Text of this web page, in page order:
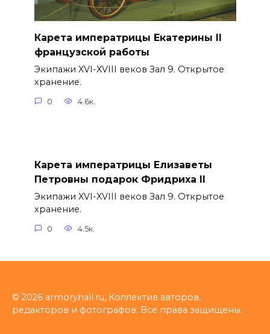
Карета императрицы Екатерины II
французской работы
Экипажи XVI-XVIII веков Зал 9. Открытое
хранение.
0 4.6к.
Карета императрицы Елизаветы
Петровны подарок Фридриха II
Экипажи XVI-XVIII веков Зал 9. Открытое
хранение.
0 4.5к.
© 2026 armoryhall.ru, Коллектив авторов,
редакторов и фотографов. Все права защищены.